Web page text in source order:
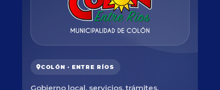
COLÓN · ENTRE RÍOS
Gobierno local, servicios, trámites,